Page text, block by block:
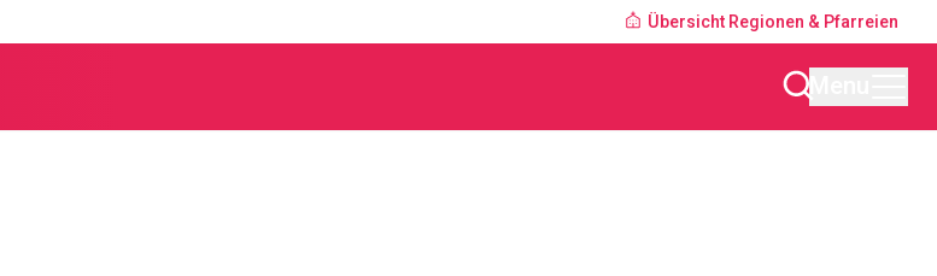
Übersicht Regionen & Pfarreien